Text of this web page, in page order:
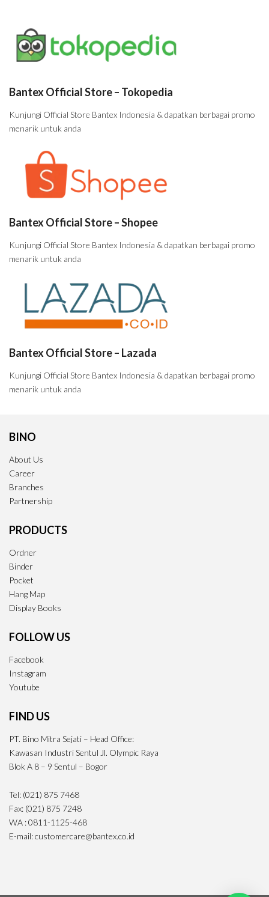
Bantex Official Store – Tokopedia
Kunjungi Official Store Bantex Indonesia & dapatkan berbagai promo
menarik untuk anda
Bantex Official Store – Shopee
Kunjungi Official Store Bantex Indonesia & dapatkan berbagai promo
menarik untuk anda
Bantex Official Store – Lazada
Kunjungi Official Store Bantex Indonesia & dapatkan berbagai promo
menarik untuk anda
BINO
About Us
Career
Branches
Partnership
PRODUCTS
Ordner
Binder
Pocket
Hang Map
Display Books
FOLLOW US
Facebook
Instagram
Youtube
FIND US
PT. Bino Mitra Sejati – Head Office:
Kawasan Industri Sentul Jl. Olympic Raya
Blok A 8 – 9 Sentul – Bogor
Tel: (021) 875 7468
Fax: (021) 875 7248
WA : 0811-1125-468
E-mail: customercare@bantex.co.id